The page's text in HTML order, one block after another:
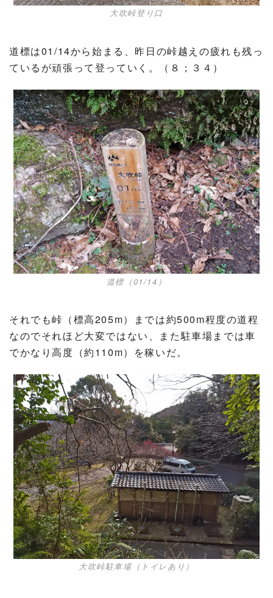
大吹峠登り口
道標は01/14から始まる、昨日の峠越えの疲れも残っ
ているが頑張って登っていく。（８；３４）
道標（01/14）
それでも峠（標高205m）までは約500m程度の道程
なのでそれほど大変ではない、また駐車場までは車
でかなり高度（約110m）を稼いだ。
大吹峠駐車場（トイレあり）